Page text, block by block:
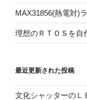
MAX31856(熱電対)
理想のＲＴＯＳを自
最近更新された投稿
文化シャッターのＬ